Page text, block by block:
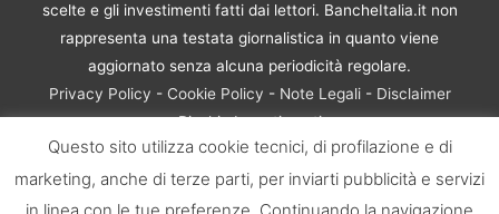
scelte e gli investimenti fatti dai lettori. BancheItalia.it non
rappresenta una testata giornalistica in quanto viene
aggiornato senza alcuna periodicità regolare.
Privacy Policy - Cookie Policy - Note Legali- Disclaimer
Rischio Investimenti
BancheItalia.it Copyright © 2021. Tutti i diritti sono riservati. |
P.IVA 10673901004 | Contenuti di proprietà di BancheItalia.it:
non sono riproducibili, neanche parzialmente, senza esplicita
Questo sito utilizza cookie tecnici, di profilazione e di
marketing, anche di terze parti, per inviarti pubblicità e servizi